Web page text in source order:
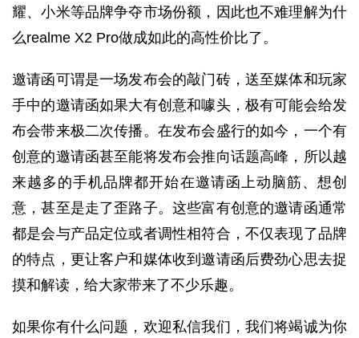
耀、小米等品牌争夺市场份额，因此也不难理解为什
么realme X2 Pro做成如此的高性价比了。
邀请函可谓是一场发布会的敲门砖，送至媒体和玩家
手中的邀请函如果大有创意和噱头，极有可能会给发
布会带来极二次传播。在发布会盛行的如今，一个有
创意的邀请函甚至能将发布会推向话题高峰，所以越
来越多的手机品牌都开始在邀请函上动脑筋、想创
意，甚至是走了歪路子。这些富有创意的邀请函通常
都是会与产品定位或者调性相符合，不仅表现了品牌
的特点，更让客户和媒体收到邀请函后费劲心思去捉
摸和解读，给大家带来了不少乐趣。
如果你有什么问题，欢迎私信我们，我们将竭诚为你